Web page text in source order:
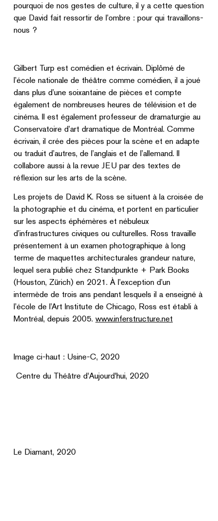
pourquoi de nos gestes de culture, il y a cette question
que David fait ressortir de l’ombre : pour qui travaillons-
nous ?
Gilbert Turp est comédien et écrivain. Diplômé de
l’école nationale de théâtre comme comédien, il a joué
dans plus d’une soixantaine de pièces et compte
également de nombreuses heures de télévision et de
cinéma. Il est également professeur de dramaturgie au
Conservatoire d’art dramatique de Montréal. Comme
écrivain, il crée des pièces pour la scène et en adapte
ou traduit d’autres, de l’anglais et de l’allemand. Il
collabore aussi à la revue JEU par des textes de
réflexion sur les arts de la scène.
Les projets de David K. Ross se situent à la croisée de
la photographie et du cinéma, et portent en particulier
sur les aspects éphémères et nébuleux
d’infrastructures civiques ou culturelles. Ross travaille
présentement à un examen photographique à long
terme de maquettes architecturales grandeur nature,
lequel sera publié chez Standpunkte + Park Books
(Houston, Zürich) en 2021. À l’exception d’un
intermède de trois ans pendant lesquels il a enseigné à
l’école de l’Art Institute de Chicago, Ross est établi à
Montréal, depuis 2005. www.inferstructure.net
Image ci-haut : Usine-C, 2020
Centre du Théâtre d'Aujourd'hui, 2020
Le Diamant, 2020